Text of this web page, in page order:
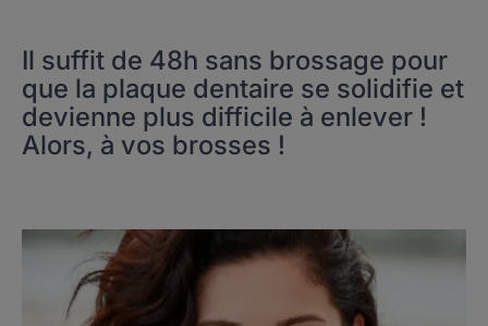
Il suffit de 48h sans brossage pour
que la plaque dentaire se solidifie et
devienne plus difficile à enlever !
Alors, à vos brosses !